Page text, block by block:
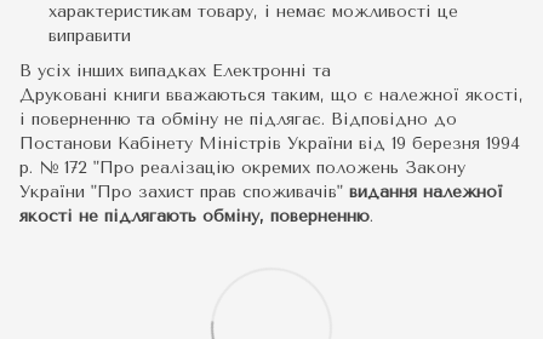
характеристикам товару, і немає можливості це
виправити
В усіх інших випадках Електронні та
Друковані книги вважаються таким, що є належної якості,
і поверненню та обміну не підлягає. Відповідно до
Постанови Кабінету Міністрів України від 19 березня 1994
р. № 172 "Про реалізацію окремих положень Закону
України "Про захист прав споживачів" видання належної
якості не підлягають обміну, поверненню.